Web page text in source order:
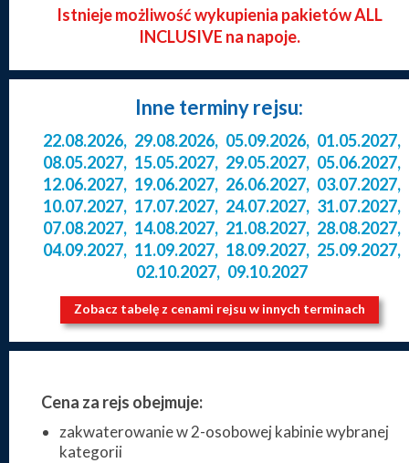
Istnieje możliwość wykupienia pakietów ALL
INCLUSIVE na napoje.
Inne terminy rejsu:
22.08.2026, 29.08.2026, 05.09.2026, 01.05.2027,
08.05.2027, 15.05.2027, 29.05.2027, 05.06.2027,
12.06.2027, 19.06.2027, 26.06.2027, 03.07.2027,
10.07.2027, 17.07.2027, 24.07.2027, 31.07.2027,
07.08.2027, 14.08.2027, 21.08.2027, 28.08.2027,
04.09.2027, 11.09.2027, 18.09.2027, 25.09.2027,
02.10.2027, 09.10.2027
Zobacz tabelę z cenami rejsu w innych terminach
Cena za rejs obejmuje:
zakwaterowanie w 2-osobowej kabinie wybranej
kategorii